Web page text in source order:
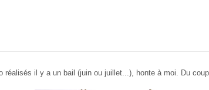
il y a un bail (juin ou juillet...), honte à moi. Du